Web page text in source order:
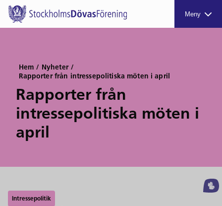
Meny
Hem / Nyheter /
Rapporter från intressepolitiska möten i april
Rapporter från
intressepolitiska möten i
april
Intressepolitik